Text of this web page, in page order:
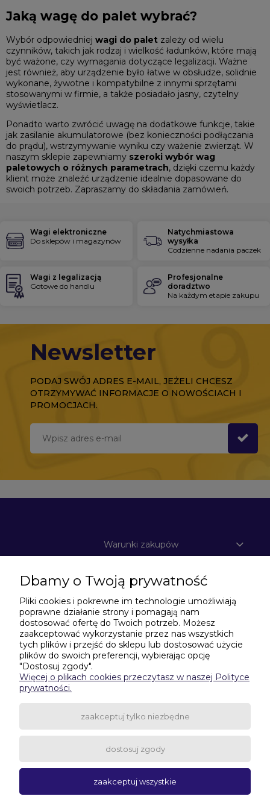
Jaką wagę do palet wybrać?
Wybór odpowiedniej wagi do palet zależy od wielu
czynników, takich jak rodzaj i wielkość ładunków, które mają
być ważone, czy wymagania dotyczące legalizacji. Ważne
jest również, aby urządzenie było łatwe w obsłudze, solidnie
wykonane, żywotne i kompatybilne z innymi sprzętami
stosowanymi w firmie, a także posiadało jasny, czytelny
wyświetlacz.
Ponadto warto zwrócić uwagę na dodatkowe funkcje, takie
jak zasilanie akumulatorowe (bez konieczności podłączania
do prądu), wstrzymywanie wyniku czy ważenie zwierząt. W
naszym sklepie zapewniamy szeroki wybór wag
paletowych o różnych parametrach, dzięki czemu każdy
klient może znaleźć urządzenie idealnie dopasowane do
swoich potrzeb. Zapraszamy do składania zamówień.
Wagi elektroniczne
Do sklepów i magazynów
Natychmiastowa
wysyłka
Codzienne nadania paczek
Wagi z legalizacją
Gotowe do handlu
Profesjonalne
doradztwo
Na każdym etapie zakupu
Newsletter
PODAJ SWÓJ ADRES E-MAIL, JEŻELI CHCESZ
OTRZYMYWAĆ INFORMACJE O NOWOŚCIACH I
PROMOCJACH.
Warunki zakupów
Moje konto
Informacje o sklepie
Potrzebujesz pomocy w zakupach?
506-435-635|531-601-299
pokaż pełną wersję strony
Dbamy o Twoją prywatność
Pliki cookies i pokrewne im technologie umożliwiają
poprawne działanie strony i pomagają nam
dostosować ofertę do Twoich potrzeb. Możesz
zaakceptować wykorzystanie przez nas wszystkich
tych plików i przejść do sklepu lub dostosować użycie
plików do swoich preferencji, wybierając opcję
"Dostosuj zgody".
Więcej o plikach cookies przeczytasz w naszej Polityce
prywatności.
zaakceptuj tylko niezbędne
dostosuj zgody
zaakceptuj wszystkie